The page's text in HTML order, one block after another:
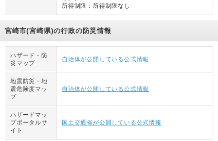
所得制限： 所得制限なし
宮崎市(宮崎県)の行政の防災情報
ハザード・防
災マップ
自治体が公開している公式情報
地震防災・地
震危険度マッ
プ
自治体が公開している公式情報
ハザードマッ
プポータルサ
イト
国土交通省が公開している公式情報